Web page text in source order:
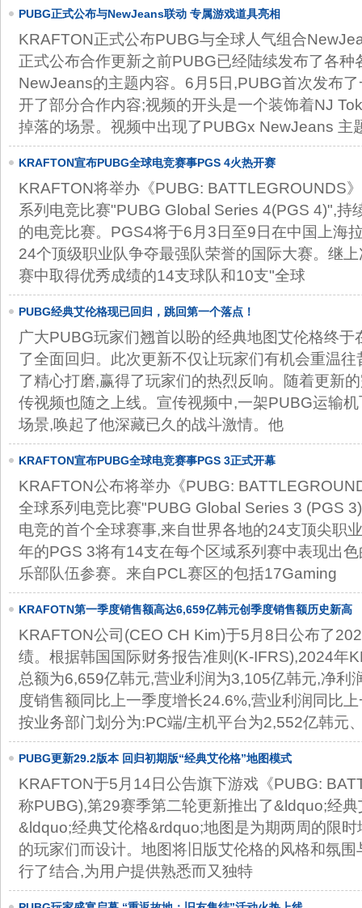
PUBG正式公布与NewJeans联动 专属游戏道具亮相
KRAFTON正式公布PUBG与全球人气组合
正式公布合作更新之前PUBG已经陆续发布了各种
NewJeans的主题内容。6月5日,PUBG首次发布
开了部分合作内容;视频的开头是一个装饰着NJ
掉落的场景。视频中出现了PUBGx NewJeans 主
KRAFTON宣布PUBG全球电竞赛事PGS 4火热开赛
KRAFTON将举办《PUBG: BATTLEGROUNDS
系列电竞比赛"PUBG Global Series 4(PGS 4)",持
的电竞比赛。PGS4将于6月3日至9日在中国上海
24个顶级职业队争夺最强队荣誉的国际大赛。继
赛中取得优秀成绩的14支球队和10支"全球
PUBG经典艾伦格现已回归，跳回第一个落点！
广大PUBG玩家们翘首以盼的经典地图艾伦格终
了全面回归。此次更新不仅让玩家们有机会重温
了精心打磨,赢得了玩家们的热烈反响。随着更新
传视频也随之上线。宣传视频中,一架PUBG运输
场景,唤起了他深藏已久的战斗激情。他
​KRAFTON宣布PUBG全球电竞赛事PGS 3正式开幕
KRAFTON公布将举办《PUBG:
全球系列电竞比赛"PUBG Global Series 3 (PGS
电竞的首个全球赛事,来自世界各地的24支顶尖职
年的PGS 3将有14支在每个区域系列赛中表现出
乐部队伍参赛。来自PCL赛区的包括17Gaming
KRAFOTN第一季度销售额高达6,659亿韩元创季度销售额历史新高
KRAFTON公司(CEO CH Kim)于5月8日公布了
绩。根据韩国国际财务报告准则(K-IFRS),2024年
总额为6,659亿韩元,营业利润为3,105亿韩元,净利
度销售额同比上一季度增长24.6%,营业利润同比
按业务部门划分为:PC端/主机平台为2,552亿韩元
PUBG更新29.2版本 回归初期版“经典艾伦格”地图模式
KRAFTON于5月14日公告旗下游戏《PUBG:
称PUBG),第29赛季第二轮更新推出了&ldquo;经
&ldquo;经典艾伦格&rdquo;地图是为期两周的限
的玩家们而设计。地图将旧版艾伦格的风格和氛
行了结合,为用户提供熟悉而又独特